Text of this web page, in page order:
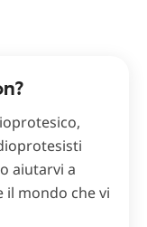
aiutarvi a
il mondo che vi